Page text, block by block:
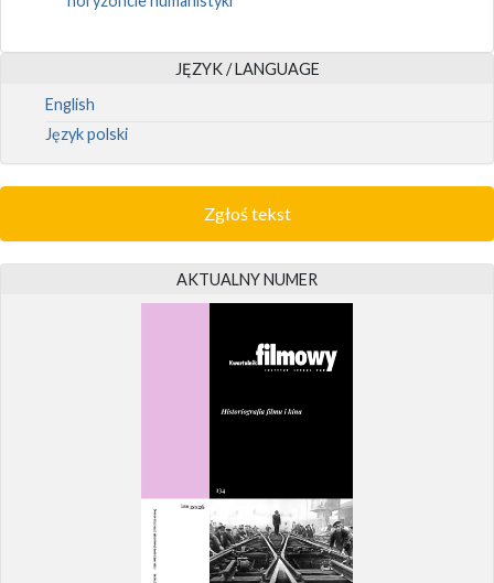
JĘZYK / LANGUAGE
English
Język polski
Zgłoś tekst
AKTUALNY NUMER